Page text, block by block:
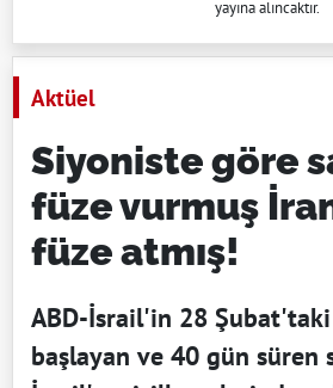
yayına alıncaktır.
Aktüel
Siyoniste göre
füze vurmuş
füze atmış!
ABD-İsrail'in 28 Şubat'taki
başlayan ve 40 gün süren